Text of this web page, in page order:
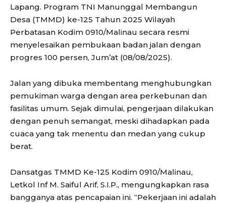
Lapang. Program TNI Manunggal Membangun
Desa (TMMD) ke-125 Tahun 2025 Wilayah
Perbatasan Kodim 0910/Malinau secara resmi
menyelesaikan pembukaan badan jalan dengan
progres 100 persen, Jum’at (08/08/2025).
Jalan yang dibuka membentang menghubungkan
pemukiman warga dengan area perkebunan dan
fasilitas umum. Sejak dimulai, pengerjaan dilakukan
dengan penuh semangat, meski dihadapkan pada
cuaca yang tak menentu dan medan yang cukup
berat.
Dansatgas TMMD Ke-125 Kodim 0910/Malinau,
Letkol Inf M. Saiful Arif, S.I.P., mengungkapkan rasa
bangganya atas pencapaian ini. “Pekerjaan ini adalah